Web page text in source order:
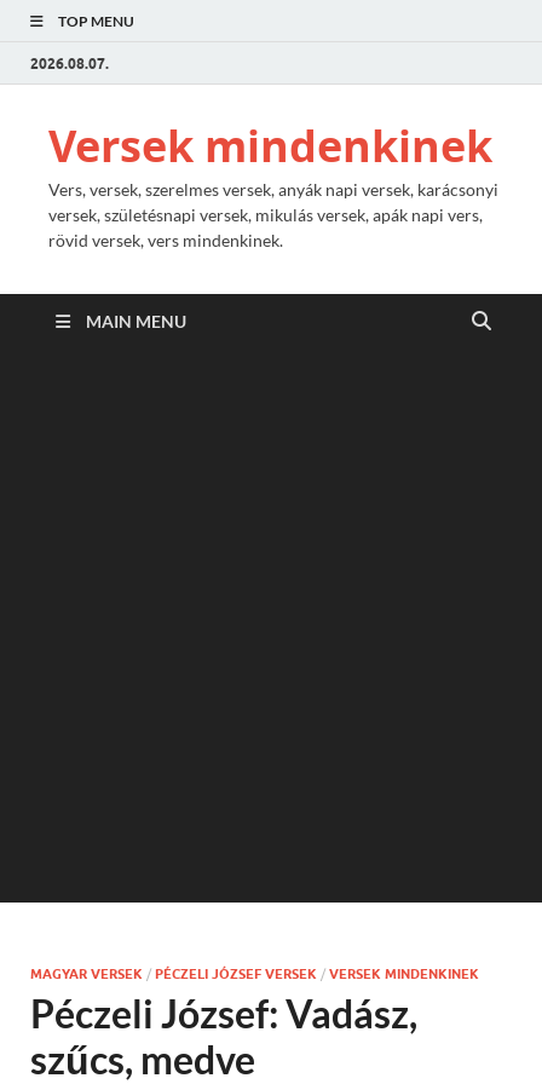
TOP MENU
2026.08.07.
Versek mindenkinek
Vers, versek, szerelmes versek, anyák napi versek, karácsonyi
versek, születésnapi versek, mikulás versek, apák napi vers,
rövid versek, vers mindenkinek.
MAIN MENU
MAGYAR VERSEK / PÉCZELI JÓZSEF VERSEK / VERSEK MINDENKINEK
Péczeli József: Vadász,
szűcs, medve